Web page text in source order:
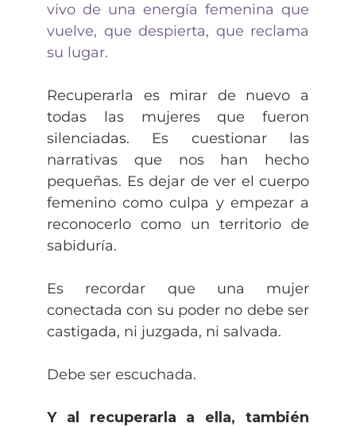
vivo de una energía femenina que
vuelve, que despierta, que reclama
su lugar.
Recuperarla es mirar de nuevo a
todas las mujeres que fueron
silenciadas. Es cuestionar las
narrativas que nos han hecho
pequeñas. Es dejar de ver el cuerpo
femenino como culpa y empezar a
reconocerlo como un territorio de
sabiduría.
Es recordar que una mujer
conectada con su poder no debe ser
castigada, ni juzgada, ni salvada.
Debe ser escuchada.
Y al recuperarla a ella, también